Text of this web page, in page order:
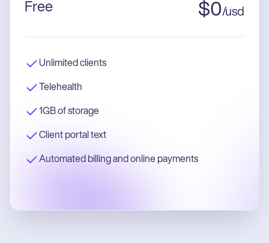
Free $0/usd
Unlimited clients
Telehealth
1GB of storage
Client portal text
Automated billing and online payments